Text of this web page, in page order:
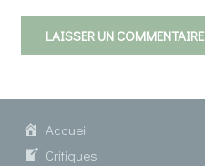
LAISSER UN COMMENTAIRE
Accueil
Critiques